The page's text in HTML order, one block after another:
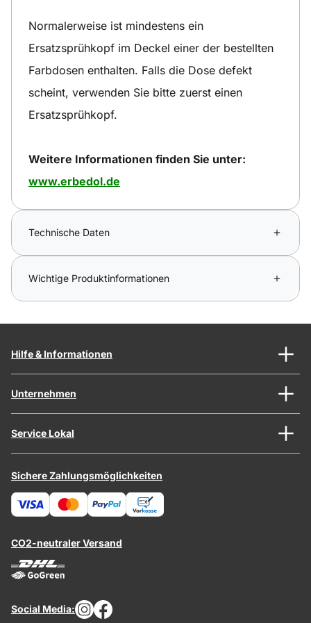
Normalerweise ist mindestens ein
Ersatzsprühkopf im Deckel einer der bestellten
Farbdosen enthalten. Falls die Dose defekt
scheint, verwenden Sie bitte zuerst einen
Ersatzsprühkopf.
Weitere Informationen finden Sie unter:
www.erbedol.de
Technische Daten
Wichtige Produktinformationen
Hilfe & Informationen
Unternehmen
Service Lokal
Sichere Zahlungsmöglichkeiten
CO2-neutraler Versand
Social Media: